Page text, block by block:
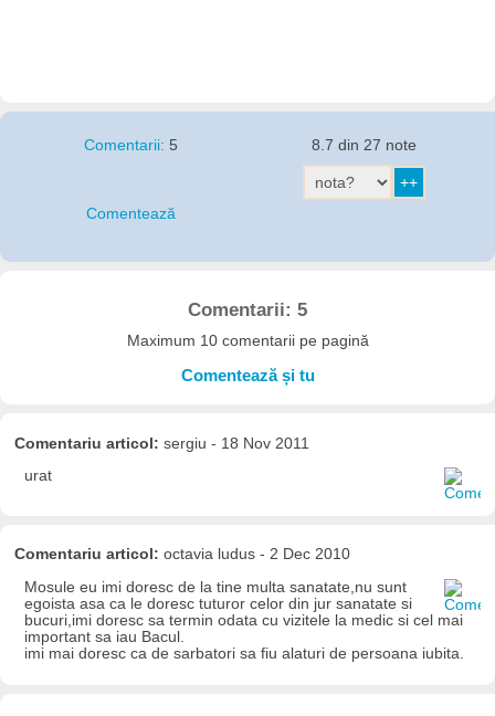
Comentarii:5
Comentează
8.7 din 27 note
Comentarii: 5
Maximum 10 comentarii pe pagină
Comentează și tu
Comentariu articol: sergiu - 18 Nov 2011
urat
Comentariu articol: octavia ludus - 2 Dec 2010
Mosule eu imi doresc de la tine multa sanatate,nu sunt
egoista asa ca le doresc tuturor celor din jur sanatate si
bucuri,imi doresc sa termin odata cu vizitele la medic si cel mai
important sa iau Bacul.
imi mai doresc ca de sarbatori sa fiu alaturi de persoana iubita.